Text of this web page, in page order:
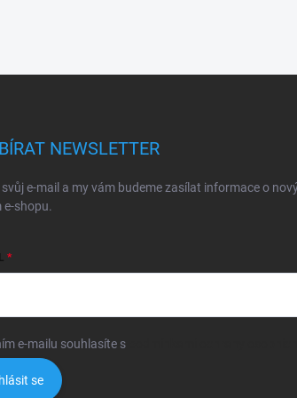
NEWSLETTER
e-mail a my vám budeme zasílat informace o
e-shopu.
e-mailu souhlasíte s
se